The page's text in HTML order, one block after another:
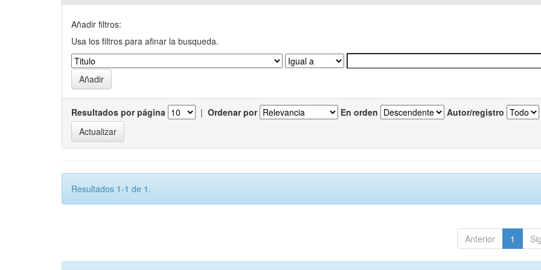
Añadir filtros:
Usa los filtros para afinar la busqueda.
Resultados por página | Ordenar por En orden Autor/registro
Resultados 1-1 de 1.
Anterior 1